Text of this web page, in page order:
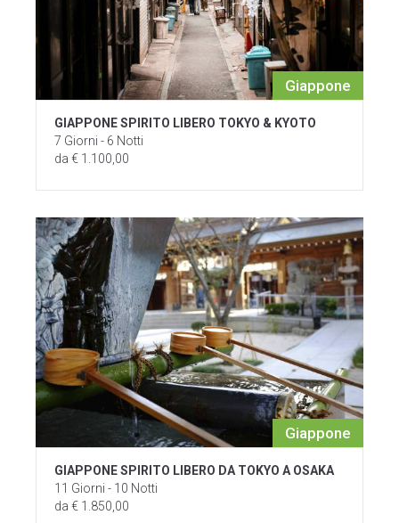
Giappone
GIAPPONE SPIRITO LIBERO TOKYO & KYOTO
7 Giorni - 6 Notti
da € 1.100,00
Giappone
GIAPPONE SPIRITO LIBERO DA TOKYO A OSAKA
11 Giorni - 10 Notti
da € 1.850,00